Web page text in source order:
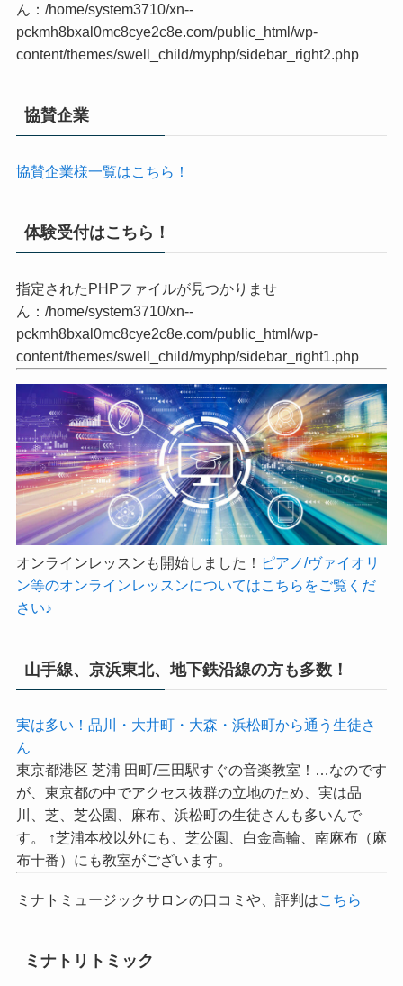
ん：/home/system3710/xn--
pckmh8bxal0mc8cye2c8e.com/public_html/wp-
content/themes/swell_child/myphp/sidebar_right2.php
協賛企業
協賛企業様一覧はこちら！
体験受付はこちら！
指定されたPHPファイルが見つかりませ
ん：/home/system3710/xn--
pckmh8bxal0mc8cye2c8e.com/public_html/wp-
content/themes/swell_child/myphp/sidebar_right1.php
オンラインレッスンも開始しました！ ピアノ/ヴァイオリ
ン等のオンラインレッスンについてはこちらをご覧くだ
さい♪
山手線、京浜東北、地下鉄沿線の方も多数！
実は多い！品川・大井町・大森・浜松町から通う生徒さ
ん
東京都港区 芝浦 田町/三田駅すぐの音楽教室！…なのです
が、東京都の中でアクセス抜群の立地のため、実は品
川、芝、芝公園、麻布、浜松町の生徒さんも多いんで
す。 ↑芝浦本校以外にも、芝公園、白金高輪、南麻布（麻
布十番）にも教室がございます。
ミナトミュージックサロンの口コミや、評判は こちら
ミナトリトミック